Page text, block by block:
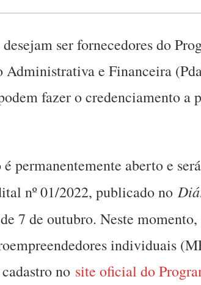
ser fornecedores do
Administrativa e Financeira
fazer o credenciamento a
permanentemente aberto e
nº 01/2022, publicado no
de 7 de outubro. Neste momento,
individuais
no site oficial do